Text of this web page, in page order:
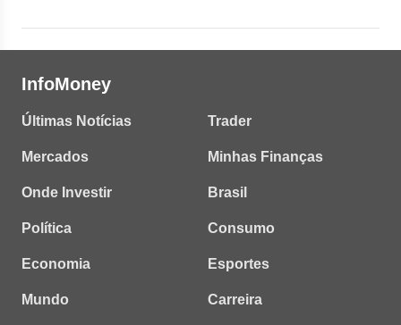
InfoMoney
Últimas Notícias
Mercados
Onde Investir
Política
Economia
Mundo
Trader
Minhas Finanças
Brasil
Consumo
Esportes
Carreira